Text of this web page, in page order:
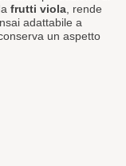
frutti viola , rende
adattabile a
un aspetto